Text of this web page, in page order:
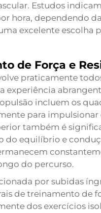
Estudos
hora, dependendo
excelente escolha
de Força e
praticamente
experiência
incluem os
para impulsionar
também é
do equilíbrio e
do percurso.
por subidas
de treinamento de
dos exercícios